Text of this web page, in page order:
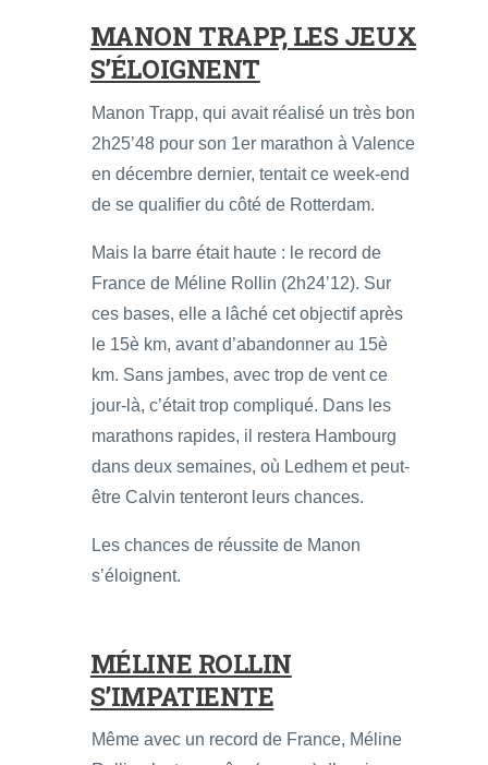
MANON TRAPP, LES JEUX
S’ÉLOIGNENT
Manon Trapp, qui avait réalisé un très bon
2h25’48 pour son 1er marathon à Valence
en décembre dernier, tentait ce week-end
de se qualifier du côté de Rotterdam.
Mais la barre était haute : le record de
France de Méline Rollin (2h24’12). Sur
ces bases, elle a lâché cet objectif après
le 15è km, avant d’abandonner au 15è
km. Sans jambes, avec trop de vent ce
jour-là, c’était trop compliqué. Dans les
marathons rapides, il restera Hambourg
dans deux semaines, où Ledhem et peut-
être Calvin tenteront leurs chances.
Les chances de réussite de Manon
s’éloignent.
MÉLINE ROLLIN
S’IMPATIENTE
Même avec un record de France, Méline